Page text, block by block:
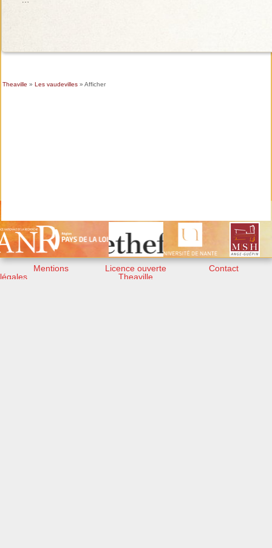
Theaville » Les vaudevilles» Afficher
Mentions
légales
Licence ouverte
Theaville
Contact